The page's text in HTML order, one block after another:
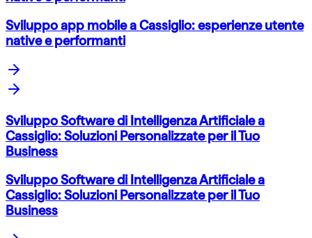
Sviluppo app mobile a Cassiglio: esperienze utente
native e performanti
Sviluppo Software di Intelligenza Artificiale a
Cassiglio: Soluzioni Personalizzate per il Tuo
Business
Sviluppo Software di Intelligenza Artificiale a
Cassiglio: Soluzioni Personalizzate per il Tuo
Business